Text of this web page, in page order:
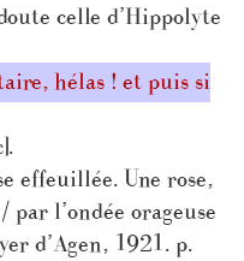
celle d’Hippolyte
hélas ! et puis si
effeuillée. Une rose,
l’ondée orageuse
d’Agen, 1921. p.